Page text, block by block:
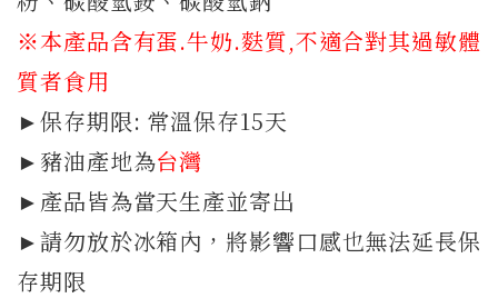
※本產品含有蛋.牛奶.麩質,不適合對其過敏體
質者食用
►保存期限: 常溫保存15天
►豬油產地為台灣
►產品皆為當天生產並寄出
►請勿放於冰箱內，將影響口感也無法延長保
存期限